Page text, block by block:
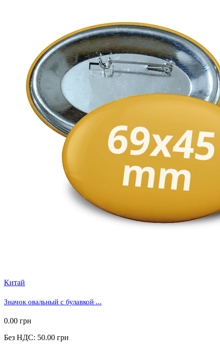
Китай
Значок овальный с булавкой ...
0.00 грн
Без НДС: 50.00 грн